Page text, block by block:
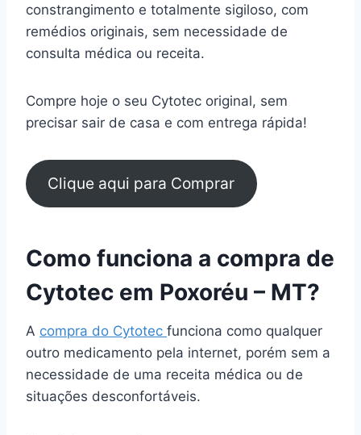
constrangimento e totalmente sigiloso, com
remédios originais, sem necessidade de
consulta médica ou receita.
Compre hoje o seu Cytotec original, sem
precisar sair de casa e com entrega rápida!
Clique aqui para Comprar
Como funciona a compra de
Cytotec em Poxoréu – MT?
A compra do Cytotec funciona como qualquer
outro medicamento pela internet, porém sem a
necessidade de uma receita médica ou de
situações desconfortáveis.